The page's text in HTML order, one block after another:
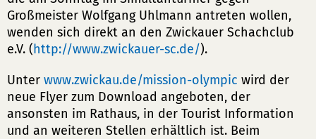
Großmeister Wolfgang Uhlmann antreten wollen,
wenden sich direkt an den Zwickauer Schachclub
e.V. (http://www.zwickauer-sc.de/).
Unter www.zwickau.de/mission-olympic wird der
neue Flyer zum Download angeboten, der
ansonsten im Rathaus, in der Tourist Information
und an weiteren Stellen erhältlich ist. Beim